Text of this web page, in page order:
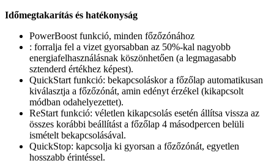
Időmegtakarítás és hatékonyság
PowerBoost funkció, minden főzőzónához
: forralja fel a vizet gyorsabban az 50%-kal nagyobb
energiafelhasználásnak köszönhetően (a legmagasabb
sztenderd értékhez képest).
QuickStart funkció: bekapcsoláskor a főzőlap automatikusan
kiválasztja a főzőzónát, amin edényt érzékel (kikapcsolt
módban odahelyezettet).
ReStart funkció: véletlen kikapcsolás esetén állítsa vissza az
összes korábbi beállítást a főzőlap 4 másodpercen belüli
ismételt bekapcsolásával.
QuickStop: kapcsolja ki gyorsan a főzőzónát, egyetlen
hosszabb érintéssel.